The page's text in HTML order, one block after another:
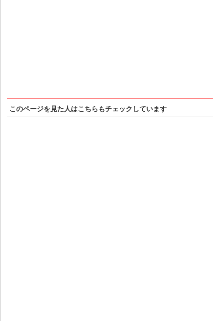
このページを見た人はこちらもチェックしています